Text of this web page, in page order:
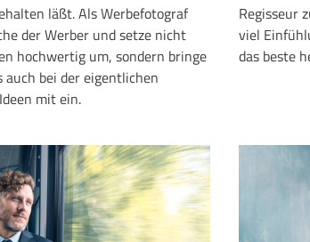
läßt. Als Werbefotograf
der Werber und setze nicht
hochwertig um, sondern bringe
auch bei der eigentlichen
mit ein.
Regisseur
viel
das beste